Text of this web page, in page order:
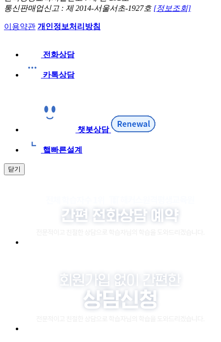
통신판매업신고 : 제 2014-서울서초-1927호 [정보조회]
이용약관 개인정보처리방침
전화상담
카톡상담
챗봇상담
햌빠른설계
닫기